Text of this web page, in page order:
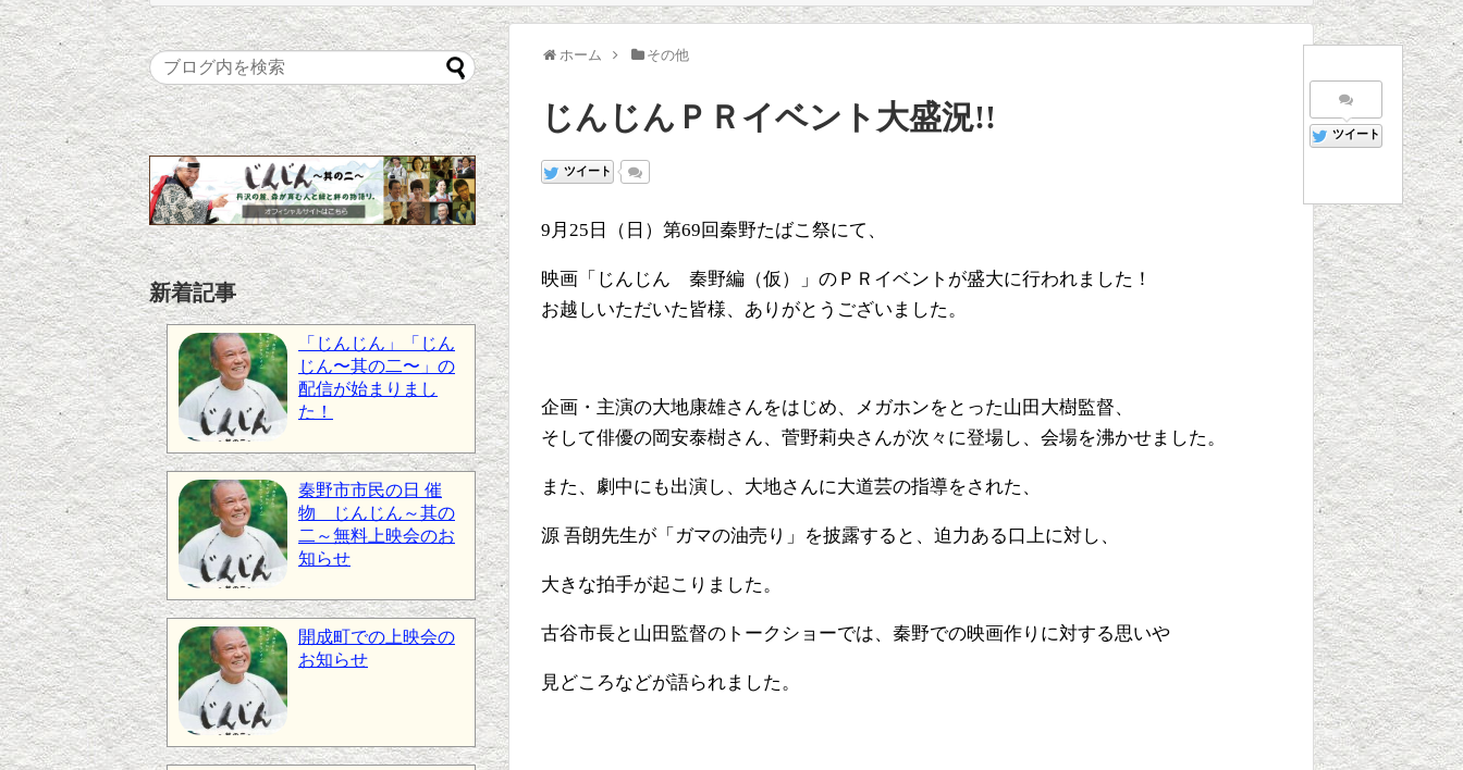
ホーム その他
ツイート
じんじんＰＲイベント大盛況!!
ツイート
9月25日（日）第69回秦野たばこ祭にて、
映画「じんじん 秦野編（仮）」のＰＲイベントが盛大に行われました！
お越しいただいた皆様、ありがとうございました。
企画・主演の大地康雄さんをはじめ、メガホンをとった山田大樹監督、
そして俳優の岡安泰樹さん、菅野莉央さんが次々に登場し、会場を沸かせました。
また、劇中にも出演し、大地さんに大道芸の指導をされた、
源 吾朗先生が「ガマの油売り」を披露すると、迫力ある口上に対し、
大きな拍手が起こりました。
古谷市長と山田監督のトークショーでは、秦野での映画作りに対する思いや
見どころなどが語られました。
新着記事
「じんじん」「じん
じん〜其の二〜」の
配信が始まりまし
た！
秦野市市民の日 催
物 じんじん～其の
二～無料上映会のお
知らせ
開成町での上映会の
お知らせ